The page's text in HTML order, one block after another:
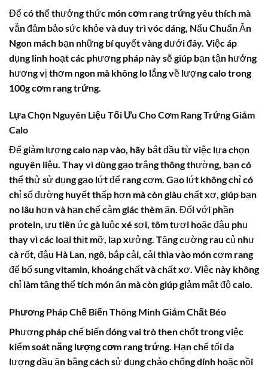
Để có thể thưởng thức móncơm rang trứngyêu thích mà
vẫn đảm bảo sức khỏe và duy trì vóc dáng, Nấu Chuẩn Ăn
Ngon mách bạn những bí quyết vàng dưới đây. Việc áp
dụng linh hoạt các phương pháp này sẽ giúp bạn tận hưởng
hương vị thơm ngon mà không lo lắng về lượngcalo trong
100g cơm rang trứng.
Lựa Chọn Nguyên Liệu Tối Ưu Cho Cơm Rang Trứng Giảm
Calo
Để giảm lượng calo nạp vào, hãy bắt đầu từ việc lựa chọn
nguyên liệu. Thay vì dùng gạo trắng thông thường, bạn có
thể thử sử dụng gạo lứt để rang cơm. Gạo lứt không chỉ có
chỉ số đường huyết thấp hơn mà còn giàu chất xơ, giúp bạn
no lâu hơn và hạn chế cảm giác thèm ăn. Đối với phần
protein, ưu tiên ức gà luộc xé sợi, tôm tươi hoặc đậu phụ
thay vì các loại thịt mỡ, lạp xưởng. Tăng cường rau củ như
cà rốt, đậu Hà Lan, ngô, bắp cải, cải thìa vào món cơm rang
để bổ sung vitamin, khoáng chất và chất xơ. Việc này không
chỉ làm tăng thể tích món ăn mà còn giúp giảm mật độ calo.
Phương Pháp Chế Biến Thông Minh Giảm Chất Béo
Phương pháp chế biến đóng vai trò then chốt trong việc
kiểm soát năng lượng cơm rang trứng. Hạn chế tối đa
lượng dầu ăn bằng cách sử dụng chảo chống dính hoặc nồi